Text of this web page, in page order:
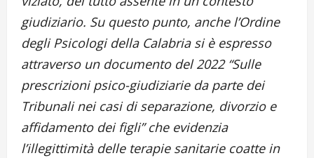
giudiziario. Su questo punto, anche l’Ordine
degli Psicologi della Calabria si è espresso
attraverso un documento del 2022 “Sulle
prescrizioni psico-giudiziarie da parte dei
Tribunali nei casi di separazione, divorzio e
affidamento dei figli” che evidenzia
l’illegittimità delle terapie sanitarie coatte in